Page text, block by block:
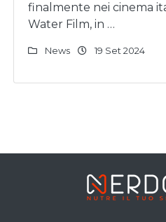
finalmente nei cinema
Water Film, in …
News 19 Set 2024